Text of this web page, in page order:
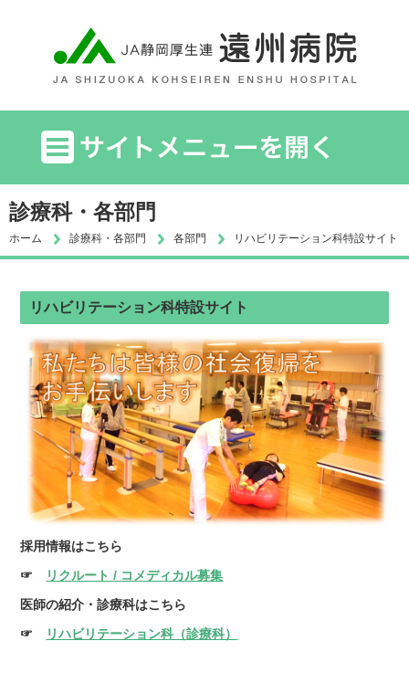
診療科・各部門
ホーム 診療科・各部門 各部門 リハビリテーション科特設サイト
リハビリテーション科特設サイト
採用情報はこちら
☞
リクルート / コメディカル募集
医師の紹介・診療科はこちら
☞
リハビリテーション科（診療科）